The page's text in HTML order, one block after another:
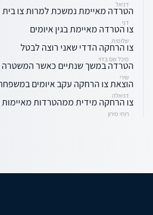
דניאל
הטרדה מאיימת נמשכת למרות צו
דני
צו הטרדה מאיימת בגין איומים
שלומית
צו הרחקה הדדי שאני רוצה לבטל
מיכל שם בדוי
הטרדה במשך שנתיים כאשר
שירי
הוצאת צו הרחקה עקב איומים
דניאלה
צו הרחקה מידית ממהטרדות מאיימות
רותי מירון